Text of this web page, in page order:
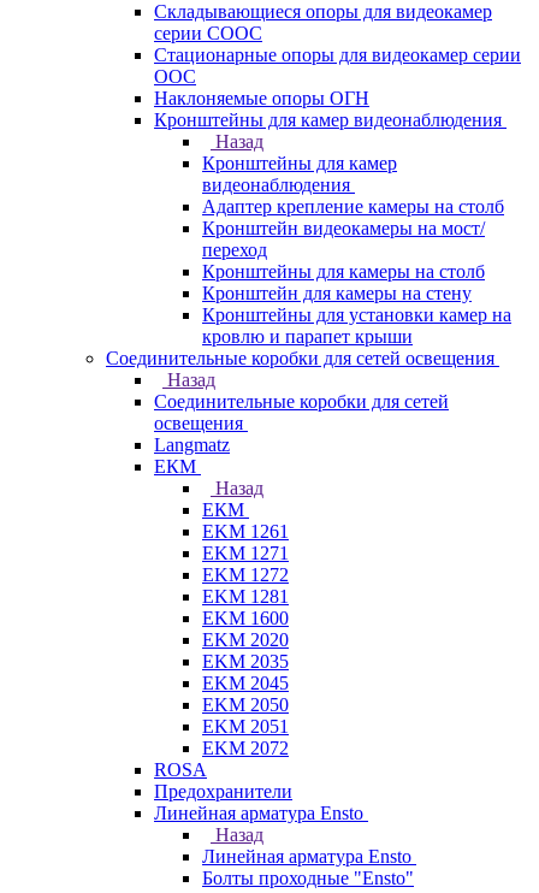
Складывающиеся опоры для видеокамер
серии СООС
Стационарные опоры для видеокамер серии
ООС
Наклоняемые опоры ОГН
Кронштейны для камер видеонаблюдения
Назад
Кронштейны для камер
видеонаблюдения
Адаптер крепление камеры на столб
Кронштейн видеокамеры на мост/
переход
Кронштейны для камеры на столб
Кронштейн для камеры на стену
Кронштейны для установки камер на
кровлю и парапет крыши
Соединительные коробки для сетей освещения
Назад
Соединительные коробки для сетей
освещения
Langmatz
ЕКМ
Назад
ЕКМ
EKM 1261
EKM 1271
EKM 1272
EKM 1281
EKM 1600
EKM 2020
EKM 2035
EKM 2045
EKM 2050
EKM 2051
EKM 2072
ROSA
Предохранители
Линейная арматура Ensto
Назад
Линейная арматура Ensto
Болты проходные "Ensto"